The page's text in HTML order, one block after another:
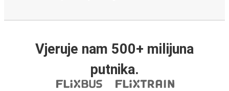
Vjeruje nam 500+ milijuna
putnika.